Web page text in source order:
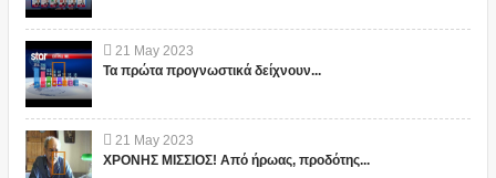
21 May 2023
Τα πρώτα προγνωστικά δείχνουν...
21 May 2023
ΧΡΟΝΗΣ ΜΙΣΣΙΟΣ! Από ήρωας, προδότης...